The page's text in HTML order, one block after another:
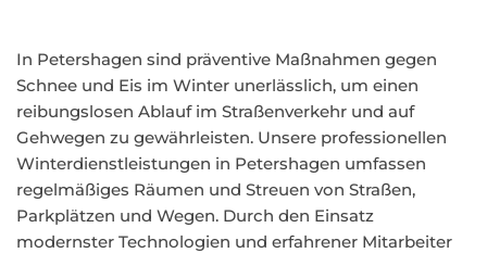
In Petershagen sind präventive Maßnahmen gegen
Schnee und Eis im Winter unerlässlich, um einen
reibungslosen Ablauf im Straßenverkehr und auf
Gehwegen zu gewährleisten. Unsere professionellen
Winterdienstleistungen in Petershagen umfassen
regelmäßiges Räumen und Streuen von Straßen,
Parkplätzen und Wegen. Durch den Einsatz
modernster Technologien und erfahrener Mitarbeiter